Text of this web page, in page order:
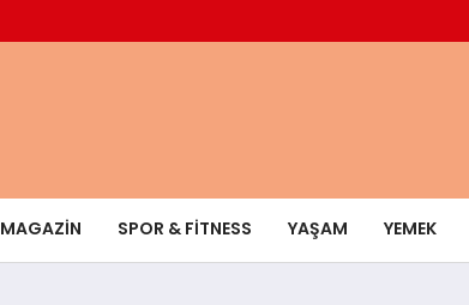
MAGAZIN SPOR & FITNESS YAŞAM YEMEK